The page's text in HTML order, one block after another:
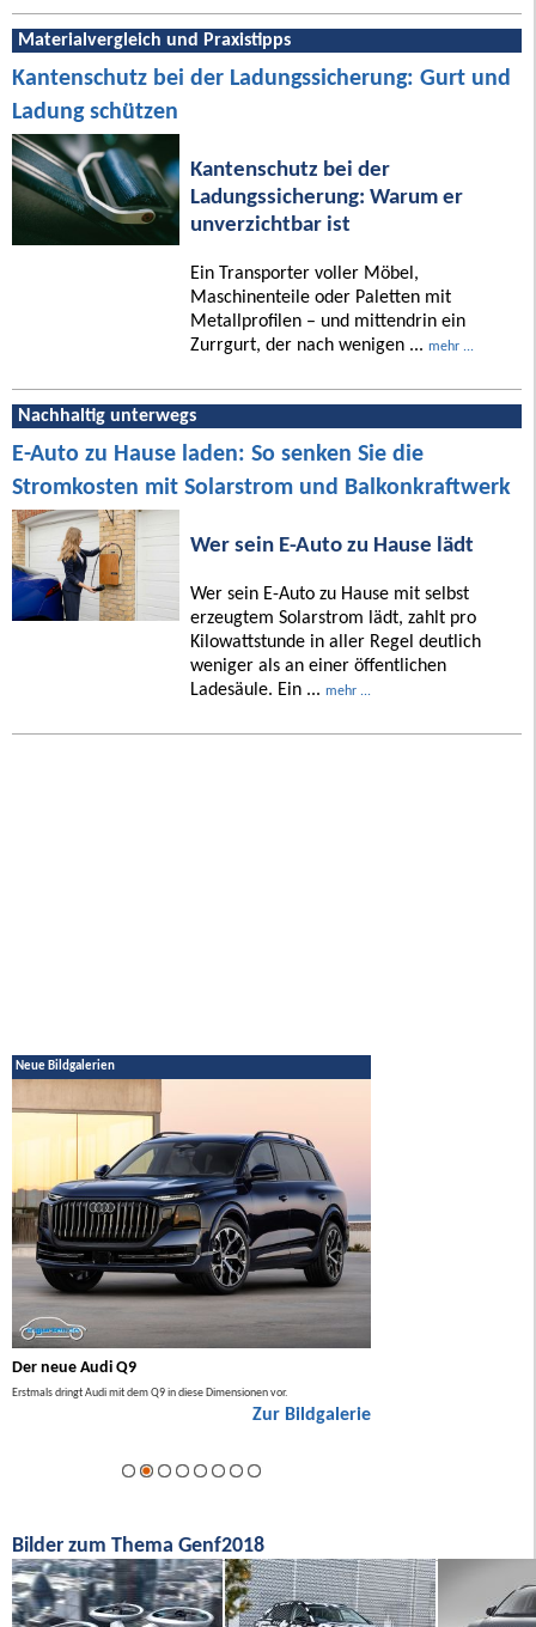
Materialvergleich und Praxistipps
Kantenschutz bei der Ladungssicherung: Gurt und
Ladung schützen
Kantenschutz bei der
Ladungssicherung: Warum er
unverzichtbar ist
Ein Transporter voller Möbel,
Maschinenteile oder Paletten mit
Metallprofilen – und mittendrin ein
Zurrgurt, der nach wenigen ... mehr ...
Nachhaltig unterwegs
E-Auto zu Hause laden: So senken Sie die
Stromkosten mit Solarstrom und Balkonkraftwerk
Wer sein E-Auto zu Hause lädt
Wer sein E-Auto zu Hause mit selbst
erzeugtem Solarstrom lädt, zahlt pro
Kilowattstunde in aller Regel deutlich
weniger als an einer öffentlichen
Ladesäule. Ein ... mehr ...
Neue Bildgalerien
Der neue Audi Q9
Erstmals dringt Audi mit dem Q9 in diese Dimensionen vor.
Zur Bildgalerie
Bilder zum Thema Genf2018